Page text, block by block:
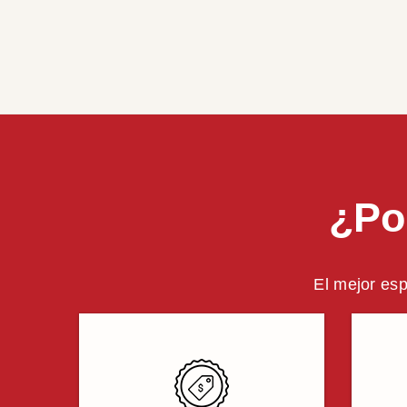
El mejor